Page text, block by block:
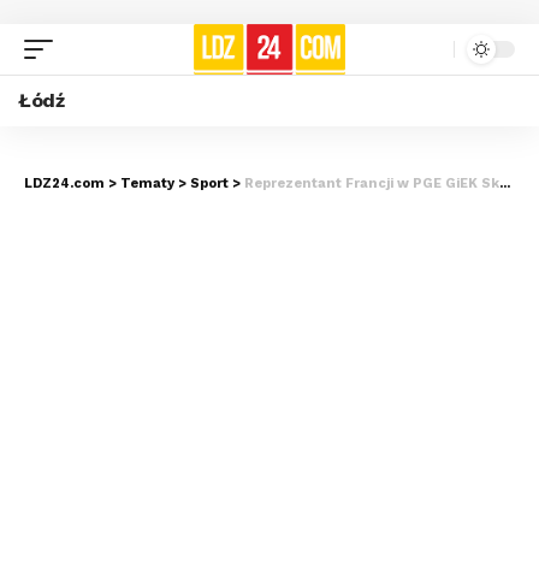
Łódź
LDZ24.com > Tematy > Sport > Reprezentant Francji w PGE GiEK Skrze Bełchatów